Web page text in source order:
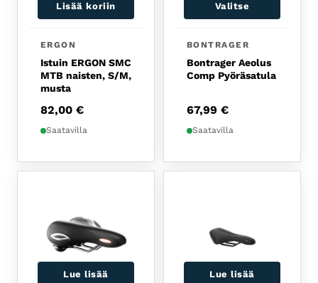
Lisää koriin
ERGON
Istuin ERGON SMC
MTB naisten, S/M,
musta
82,00 €
Saatavilla
Valitse
BONTRAGER
Bontrager Aeolus
Comp Pyöräsatula
67,99 €
Saatavilla
Lue lisää Lue lisää